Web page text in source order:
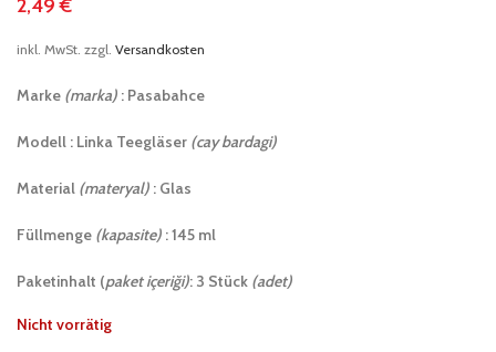
2,49€
inkl. MwSt. zzgl. Versandkosten
Marke (marka) : Pasabahce
Modell : Linka Teegläser (cay bardagi)
Material (materyal) : Glas
Füllmenge (kapasite) : 145 ml
Paketinhalt (paket içeriği): 3 Stück (adet)
Nicht vorrätig